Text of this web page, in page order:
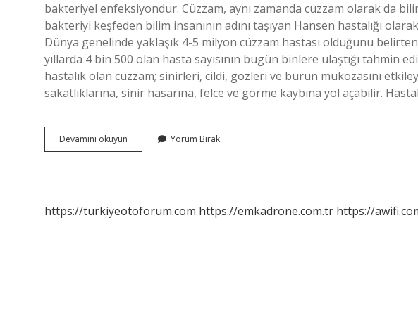
bakteriyel enfeksiyondur. Cüzzam, aynı zamanda cüzzam olarak da
bakteriyi keşfeden bilim insanının adını taşıyan Hansen hastalığı
Dünya genelinde yaklaşık 4-5 milyon cüzzam hastası olduğunu
yıllarda 4 bin 500 olan hasta sayısının bugün binlere ulaştığı tahmin
hastalık olan cüzzam; sinirleri, cildi, gözleri ve burun mukozasını
sakatlıklarına, sinir hasarına, felce ve görme kaybına yol açabilir.
Devamını okuyun Cüzzam
Hangi
Yorum Bırak
https://turkiyeotoforum.com https://emkadrone.com.tr https://